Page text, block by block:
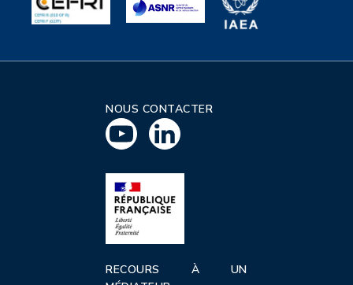
NOUS CONTACTER
RECOURS À UN